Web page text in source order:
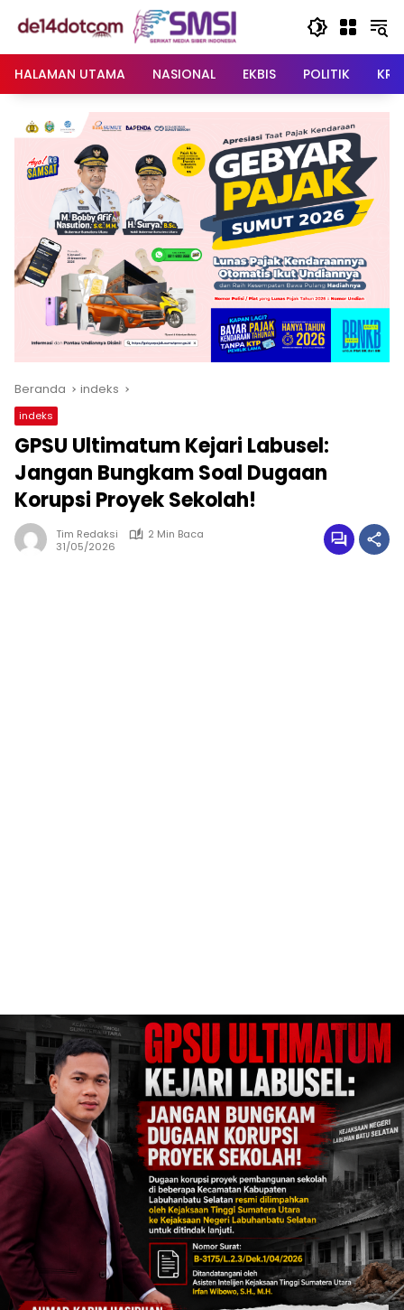
HALAMAN UTAMA
NASIONAL EKBIS POLITIK
Beranda indeks
indeks
GPSU Ultimatum Kejari Labusel:
Jangan Bungkam Soal Dugaan
Korupsi Proyek Sekolah!
Tim Redaksi
2 Min Baca
31/05/2026